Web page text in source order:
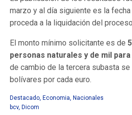
marzo y al día siguiente es la fecha
proceda a la liquidación del
El monto mínimo solicitante es de
personas naturales y de mil
de cambio de la tercera subasta se
bolívares por cada euro.
Destacado Economia Nacionales
bcv, Dicom